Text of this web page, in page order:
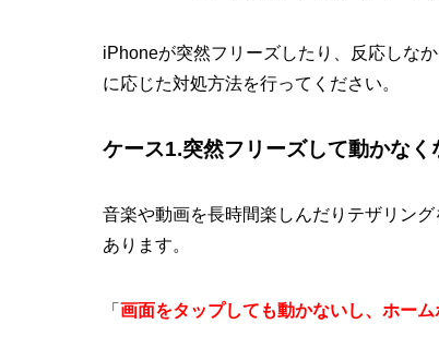
iPhoneが突然フリーズしたり、反応しな
に応じた対処方法を行ってください。
ケース1.突然フリーズして動かなく
音楽や動画を長時間楽しんだりテザリン
あります。
「 画面をタップしても動かないし、ホー